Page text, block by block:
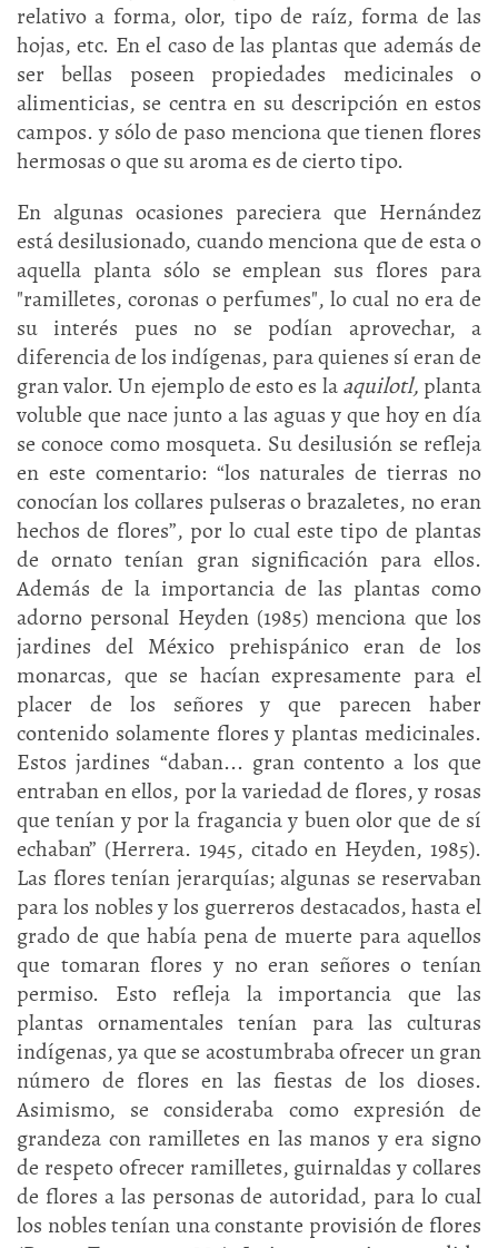
relativo a forma, olor, tipo de raíz, forma de las
hojas, etc. En el caso de las plantas que además de
ser bellas poseen propiedades medicinales o
alimenticias, se centra en su descripción en estos
campos. y sólo de paso menciona que tienen flores
hermosas o que su aroma es de cierto tipo.
En algunas ocasiones pareciera que Hernández
está desilusionado, cuando menciona que de esta o
aquella planta sólo se emplean sus flores para
"ramilletes, coronas o perfumes", lo cual no era de
su interés pues no se podían aprovechar, a
diferencia de los indígenas, para quienes sí eran de
gran valor. Un ejemplo de esto es laaquilotl, planta
voluble que nace junto a las aguas y que hoy en día
se conoce como mosqueta. Su desilusión se refleja
en este comentario: “los naturales de tierras no
conocían los collares pulseras o brazaletes, no eran
hechos de flores”, por lo cual este tipo de plantas
de ornato tenían gran significación para ellos.
Además de la importancia de las plantas como
adorno personal Heyden (1985) menciona que los
jardines del México prehispánico eran de los
monarcas, que se hacían expresamente para el
placer de los señores y que parecen haber
contenido solamente flores y plantas medicinales.
Estos jardines “daban... gran contento a los que
entraban en ellos, por la variedad de flores, y rosas
que tenían y por la fragancia y buen olor que de sí
echaban” (Herrera. 1945, citado en Heyden, 1985).
Las flores tenían jerarquías; algunas se reservaban
para los nobles y los guerreros destacados, hasta el
grado de que había pena de muerte para aquellos
que tomaran flores y no eran señores o tenían
permiso. Esto refleja la importancia que las
plantas ornamentales tenían para las culturas
indígenas, ya que se acostumbraba ofrecer un gran
número de flores en las fiestas de los dioses.
Asimismo, se consideraba como expresión de
grandeza con ramilletes en las manos y era signo
de respeto ofrecer ramilletes, guirnaldas y collares
de flores a las personas de autoridad, para lo cual
los nobles tenían una constante provisión de flores